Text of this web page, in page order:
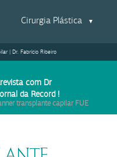
Cirurgia Plástica ▼
| Dr. Fabrício Ribeiro
com Dr
da Record !
transplante capilar FUE